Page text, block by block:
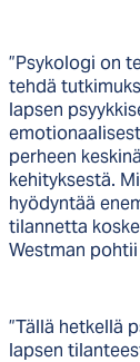
”Psykologi on
tehdä
lapsen
perheen
kehityksestä.
hyödyntää
tilannetta
Westman
”Tällä hetkellä
lapsen